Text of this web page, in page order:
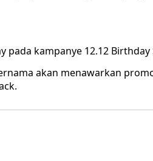
pada kampanye 12.12 Birthday
akan menawarkan